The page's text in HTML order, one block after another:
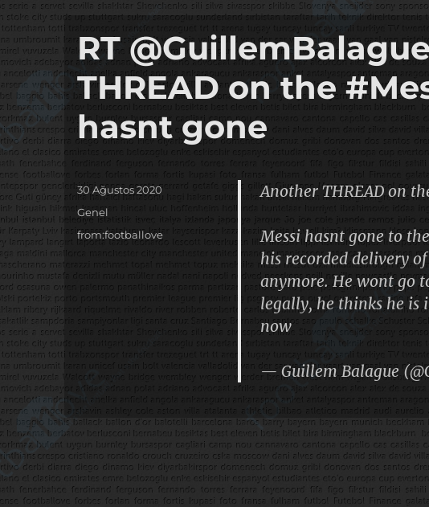
RT
THREAD on the
hasnt gone
Another THREAD on
Messi hasnt gone to
his recorded delivery
anymore. He wont go
legally, he thinks he is
now
— Guillem Balague
Yayın
tarihi
30 Ağustos 2020
Kategoriler
Genel
Etiketler
from:footballove